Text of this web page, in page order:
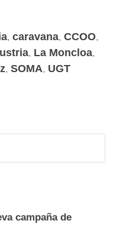
, caravana, CCOO,
, La Moncloa,
, SOMA, UGT
campaña de